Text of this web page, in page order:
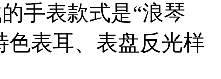
手表款式是“浪琴
色表耳、表盘反光样